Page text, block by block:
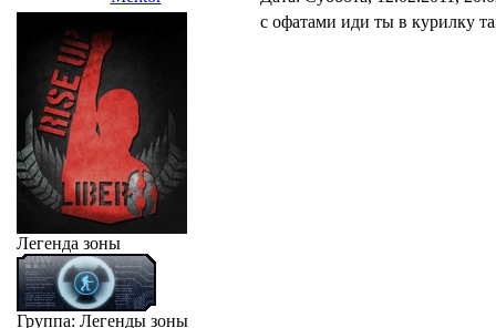
Легенда зоны
Группа: Легенды зоны
с офатами иди ты в курилку